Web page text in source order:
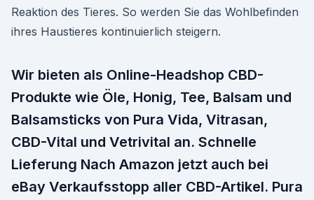
Reaktion des Tieres. So werden Sie das Wohlbefinden
ihres Haustieres kontinuierlich steigern.
Wir bieten als Online-Headshop CBD-
Produkte wie Öle, Honig, Tee, Balsam und
Balsamsticks von Pura Vida, Vitrasan,
CBD-Vital und Vetrivital an. Schnelle
Lieferung Nach Amazon jetzt auch bei
eBay Verkaufsstopp aller CBD-Artikel. Pura